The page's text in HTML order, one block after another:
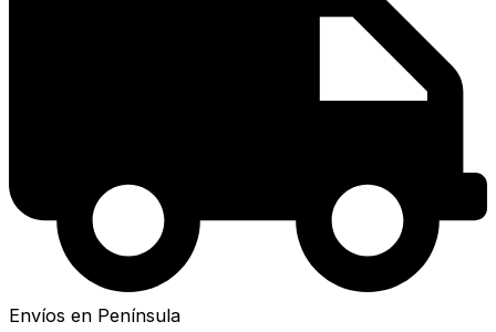
Envíos en Península